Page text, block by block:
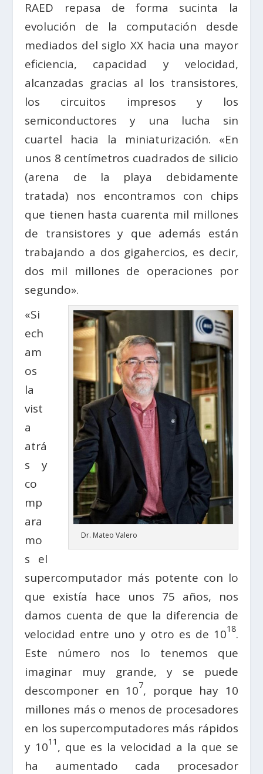
RAED repasa de forma sucinta la
evolución de la computación desde
mediados del siglo XX hacia una mayor
eficiencia, capacidad y velocidad,
alcanzadas gracias al los transistores,
los circuitos impresos y los
semiconductores y una lucha sin
cuartel hacia la miniaturización. «En
unos 8 centímetros cuadrados de silicio
(arena de la playa debidamente
tratada) nos encontramos con chips
que tienen hasta cuarenta mil millones
de transistores y que además están
trabajando a dos gigahercios, es decir,
dos mil millones de operaciones por
segundo».
Dr. Mateo Valero
«Si
ech
am
os
la
vist
a
atrá
s y
co
mp
ara
mo
s el
supercomputador más potente con lo
que existía hace unos 75 años, nos
damos cuenta de que la diferencia de
velocidad entre uno y otro es de 1018.
Este número nos lo tenemos que
imaginar muy grande, y se puede
descomponer en 107, porque hay 10
millones más o menos de procesadores
en los supercomputadores más rápidos
y 1011 , que es la velocidad a la que se
ha aumentado cada procesador